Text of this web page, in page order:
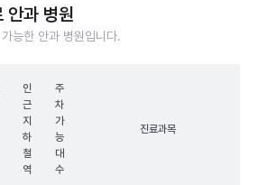
안과 병원
능한 안과 병원입니다.
인
근
지
하
철
역
주
차
가
능
대
수
진료과목